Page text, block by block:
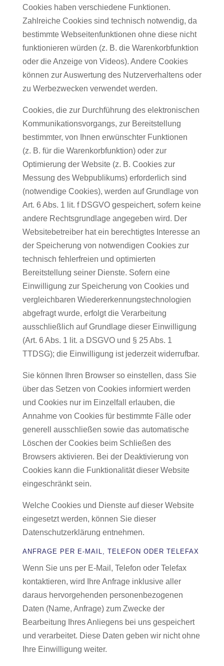
Cookies haben verschiedene Funktionen.
Zahlreiche Cookies sind technisch notwendig, da
bestimmte Webseitenfunktionen ohne diese nicht
funktionieren würden (z. B. die Warenkorbfunktion
oder die Anzeige von Videos). Andere Cookies
können zur Auswertung des Nutzerverhaltens oder
zu Werbezwecken verwendet werden.
Cookies, die zur Durchführung des elektronischen
Kommunikationsvorgangs, zur Bereitstellung
bestimmter, von Ihnen erwünschter Funktionen
(z. B. für die Warenkorbfunktion) oder zur
Optimierung der Website (z. B. Cookies zur
Messung des Webpublikums) erforderlich sind
(notwendige Cookies), werden auf Grundlage von
Art. 6 Abs. 1 lit. f DSGVO gespeichert, sofern keine
andere Rechtsgrundlage angegeben wird. Der
Websitebetreiber hat ein berechtigtes Interesse an
der Speicherung von notwendigen Cookies zur
technisch fehlerfreien und optimierten
Bereitstellung seiner Dienste. Sofern eine
Einwilligung zur Speicherung von Cookies und
vergleichbaren Wiedererkennungstechnologien
abgefragt wurde, erfolgt die Verarbeitung
ausschließlich auf Grundlage dieser Einwilligung
(Art. 6 Abs. 1 lit. a DSGVO und § 25 Abs. 1
TTDSG); die Einwilligung ist jederzeit widerrufbar.
Sie können Ihren Browser so einstellen, dass Sie
über das Setzen von Cookies informiert werden
und Cookies nur im Einzelfall erlauben, die
Annahme von Cookies für bestimmte Fälle oder
generell ausschließen sowie das automatische
Löschen der Cookies beim Schließen des
Browsers aktivieren. Bei der Deaktivierung von
Cookies kann die Funktionalität dieser Website
eingeschränkt sein.
Welche Cookies und Dienste auf dieser Website
eingesetzt werden, können Sie dieser
Datenschutzerklärung entnehmen.
ANFRAGE PER E-MAIL, TELEFON ODER TELEFAX
Wenn Sie uns per E-Mail, Telefon oder Telefax
kontaktieren, wird Ihre Anfrage inklusive aller
daraus hervorgehenden personenbezogenen
Daten (Name, Anfrage) zum Zwecke der
Bearbeitung Ihres Anliegens bei uns gespeichert
und verarbeitet. Diese Daten geben wir nicht ohne
Ihre Einwilligung weiter.